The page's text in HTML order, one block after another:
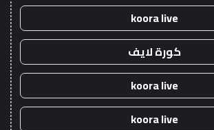
koora live
كورة لايف
koora live
koora live